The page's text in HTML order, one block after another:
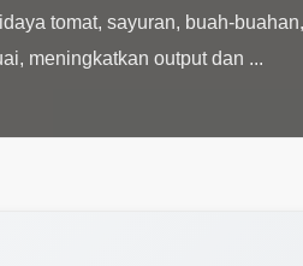
tomat, sayuran, buah-